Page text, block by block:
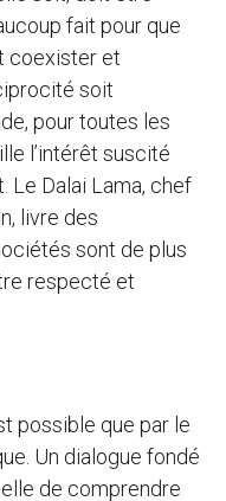
fait pour que
coexister et
soit
pour toutes les
l’intérêt suscité
Le Dalai Lama, chef
livre des
sont de plus
respecté et
possible que par le
Un dialogue fondé
de comprendre